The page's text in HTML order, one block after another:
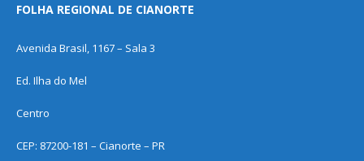
FOLHA REGIONAL DE CIANORTE
Avenida Brasil, 1167 – Sala 3
Ed. Ilha do Mel
Centro
CEP: 87200-181 – Cianorte – PR